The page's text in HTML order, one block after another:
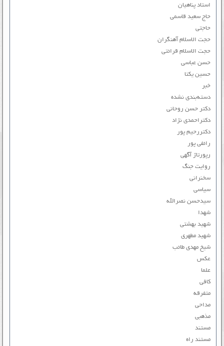
استاد پناهیان
حاج سعید قاسمی
حاجتی
حجت الاسلام آهنگران
حجت الاسلام قرائتی
حسن عباسی
حسین یکتا
خبر
دسته‌بندی نشده
دکتر حسن روحانی
دکتراحمدی نژاد
دکتررحیم پور
رائفی پور
رپورتاژ آگهی
روایت جنگ
سخنرانی
سیاسی
سیدحسن نصرالله
شهدا
شهید بهشتی
شهید مطهری
شیخ مهدی طائب
عکس
علما
کافی
متفرقه
مداحی
مذهبی
مستند
مستند راه